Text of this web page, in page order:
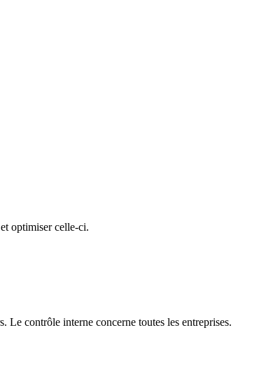
optimiser celle-ci.
Le contrôle interne concerne toutes les entreprises.